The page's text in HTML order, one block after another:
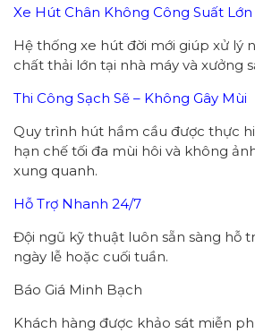
Xe Hút Chân Không Công Suất Lớn
Hệ thống xe hút đời mới giúp xử lý
chất thải lớn tại nhà máy và xưởng
Thi Công Sạch Sẽ – Không Gây Mùi
Quy trình hút hầm cầu được thực
hạn chế tối đa mùi hôi và không
xung quanh.
Hỗ Trợ Nhanh 24/7
Đội ngũ kỹ thuật luôn sẵn sàng hỗ
ngày lễ hoặc cuối tuần.
Báo Giá Minh Bạch
Khách hàng được khảo sát miễn